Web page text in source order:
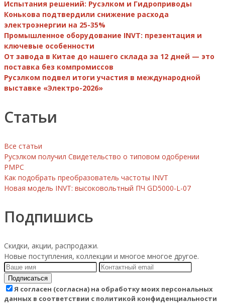
Испытания решений: Русэлком и Гидроприводы
Конькова подтвердили снижение расхода
электроэнергии на 25-35%
Промышленное оборудование INVT: презентация и
ключевые особенности
От завода в Китае до нашего склада за 12 дней — это
поставка без компромиссов
Русэлком подвел итоги участия в международной
выставке «Электро-2026»
Статьи
Все статьи
Русэлком получил Свидетельство о типовом одобрении
РМРС
Как подобрать преобразователь частоты INVT
Новая модель INVT: высоковольтный ПЧ GD5000-L-07
Подпишись
Скидки, акции, распродажи.
Новые поступления, коллекции и многое многое другое.
Подписаться
Я согласен (согласна) на обработку моих персональных
данных в соответствии с политикой конфиденциальности